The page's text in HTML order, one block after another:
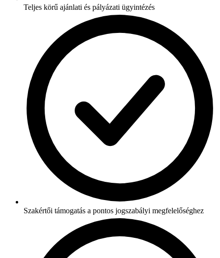
Teljes körű ajánlati és pályázati ügyintézés
Szakértői támogatás a pontos jogszabályi megfelelőséghez